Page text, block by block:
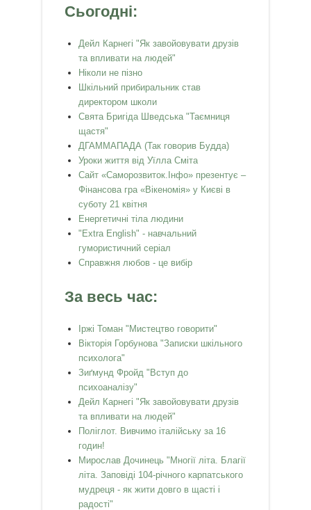
Сьогодні:
Дейл Карнегі "Як завойовувати друзів
та впливати на людей"
Ніколи не пізно
Шкільний прибиральник став
директором школи
Свята Бригіда Шведська "Таємниця
щастя"
ДГАММАПАДА (Так говорив Будда)
Уроки життя від Уїлла Сміта
Сайт «Саморозвиток.Інфо» презентує –
Фінансова гра «Вікеномія» у Києві в
суботу 21 квітня
Енергетичні тіла людини
"Extra English" - навчальний
гумористичний серіал
Справжня любов - це вибір
За весь час:
Іржі Томан "Мистецтво говорити"
Вікторія Горбунова "Записки шкільного
психолога"
Зиґмунд Фройд "Вступ до
психоаналізу"
Дейл Карнегі "Як завойовувати друзів
та впливати на людей"
Поліглот. Вивчимо італійську за 16
годин!
Мирослав Дочинець "Многії літа. Благії
літа. Заповіді 104-річного карпатського
мудреця - як жити довго в щасті і
радості"